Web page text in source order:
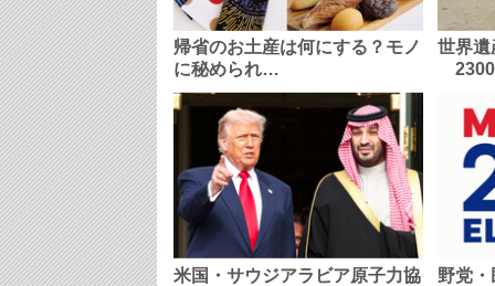
帰省のお土産は何にする？モノ
に秘められ…
世界遺
米国・サウジアラビア原子力協
野党